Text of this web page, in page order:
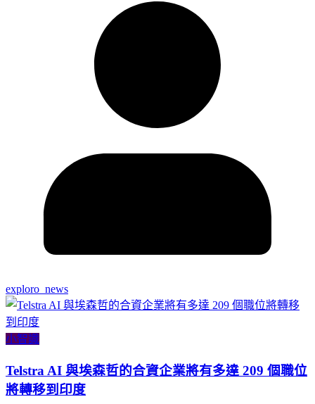
exploro_news
小智識
Telstra AI 與埃森哲的合資企業將有多達 209 個職位
將轉移到印度